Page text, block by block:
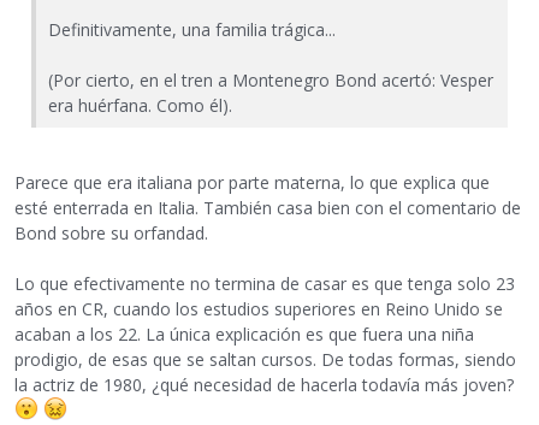
Definitivamente, una familia trágica...
(Por cierto, en el tren a Montenegro Bond acertó: Vesper
era huérfana. Como él).
Parece que era italiana por parte materna, lo que explica que
esté enterrada en Italia. También casa bien con el comentario de
Bond sobre su orfandad.
Lo que efectivamente no termina de casar es que tenga solo 23
años en CR, cuando los estudios superiores en Reino Unido se
acaban a los 22. La única explicación es que fuera una niña
prodigio, de esas que se saltan cursos. De todas formas, siendo
la actriz de 1980, ¿qué necesidad de hacerla todavía más joven?